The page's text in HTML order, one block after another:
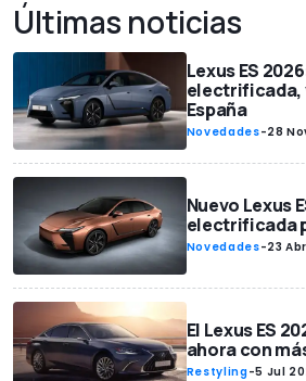
Últimas noticias
Lexus ES
electrificada,
España
Novedades-28
Nuevo Lexus
electrificada
Novedades-23
El Lexus ES
ahora con
Restyling-5 Jul